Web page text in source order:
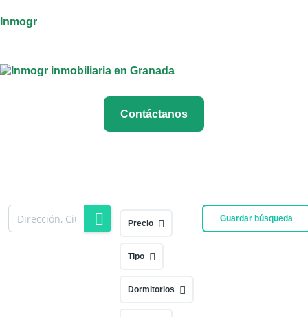
Inmogr
Contáctanos
Guardar búsqueda
Precio
Tipo
Dormitorios